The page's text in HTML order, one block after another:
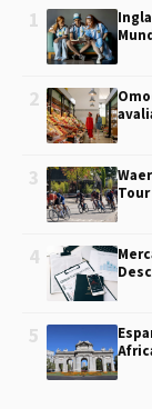
1
2
3
4
5